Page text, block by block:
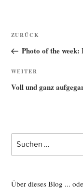
Beitragsnavigation
Vorheriger
Beitrag
ZURÜCK
Photo of the
Nächster
Beitrag
WEITER
Voll und ganz
Suche
nach:
Über dieses Blog ...